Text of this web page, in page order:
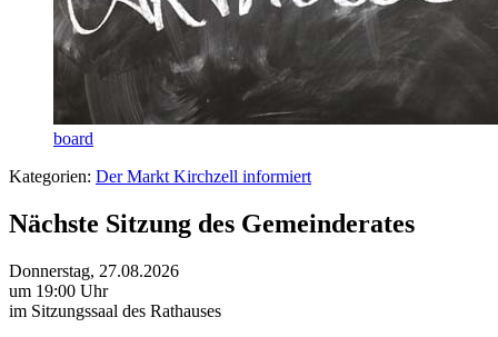
board
Kategorien: Der Markt Kirchzell informiert
Nächste Sitzung des Gemeinderates
Donnerstag, 27.08.2026
um 19:00 Uhr
im Sitzungssaal des Rathauses